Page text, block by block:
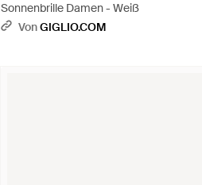
Sonnenbrille Damen - Weiß
VonGIGLIO.COM